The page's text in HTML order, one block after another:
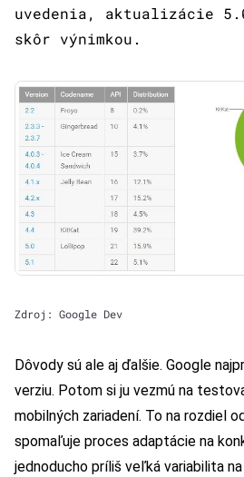
uvedenia, aktualizácie
skôr výnimkou.
Zdroj: Google Dev
Dôvody sú ale aj ďalšie. Google
verziu. Potom si ju vezmú na
mobilných zariadení. To na rozdiel
spomaľuje proces adaptácie na
jednoducho príliš veľká variabilita